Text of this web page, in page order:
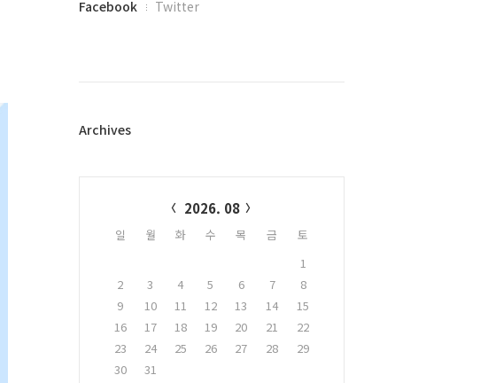
페
플
Facebook Twitter
Archives
2026. 08
일 월 화 수 목 금
토
1
2
3 4 5 6 7
8
9
10 11 12 13 14
15
16
17 18 19 20 21
22
23
24 25 26 27 28
29
30
31